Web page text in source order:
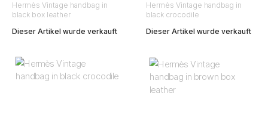
Hermès Vintage handbag in
black box leather
Dieser Artikel wurde verkauft
Hermès Vintage handbag in
black crocodile
Dieser Artikel wurde verkauft